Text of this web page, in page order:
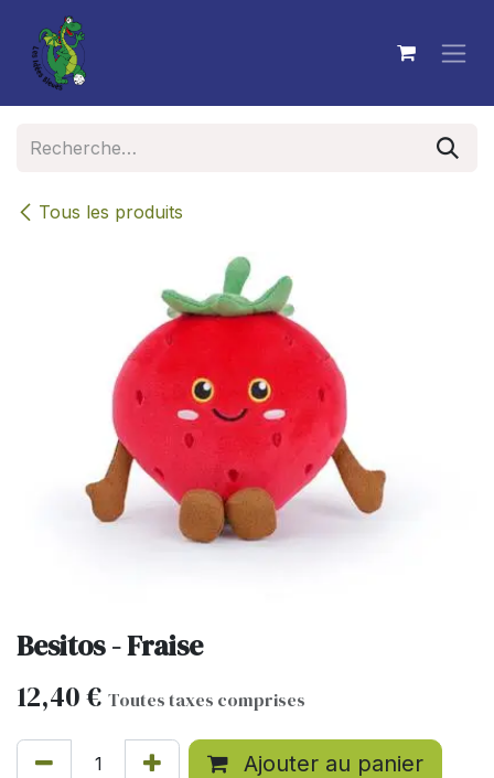
Se rendre au contenu
Tous les produits
Besitos - Fraise
12,40€ Toutes taxes comprises
Ajouter au panier